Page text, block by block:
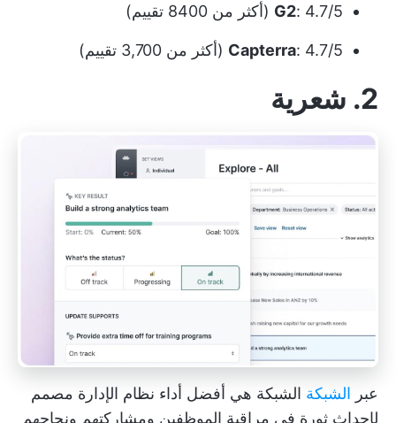
G2: 4.7/5 (أكثر من 8400 تقييم)
Capterra: 4.7/5 (أكثر من 3,700 تقييم)
2. شعرية
عبر الشبكة الشبكة هي أفضل أداء نظام الإدارة مصمم
لإحداث ثورة في مراقبة الموظفين ومشاركتهم ونجاحهم